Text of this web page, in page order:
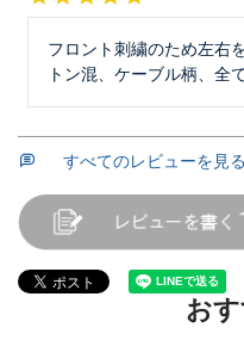
フロント刺繍のため左右
トン混、ケーブル柄、全
すべてのレビューを見る
お